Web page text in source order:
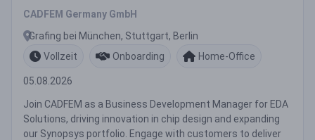
CADFEM Germany GmbH
Grafing bei München, Stuttgart, Berlin
Vollzeit
Onboarding Home-Office
05.08.2026
Join CADFEM as a Business Development Manager for EDA
Solutions, driving innovation in chip design and expanding
our Synopsys portfolio. Engage with customers to deliver